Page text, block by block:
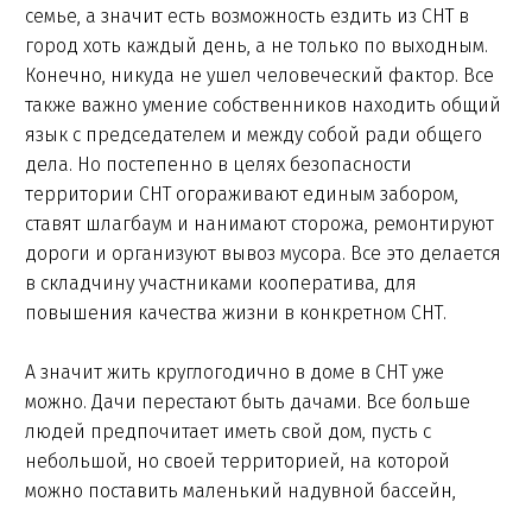
семье, а значит есть возможность ездить из СНТ в
город хоть каждый день, а не только по выходным.
Конечно, никуда не ушел человеческий фактор. Все
также важно умение собственников находить общий
язык с председателем и между собой ради общего
дела. Но постепенно в целях безопасности
территории СНТ огораживают единым забором,
ставят шлагбаум и нанимают сторожа, ремонтируют
дороги и организуют вывоз мусора. Все это делается
в складчину участниками кооператива, для
повышения качества жизни в конкретном СНТ.
А значит жить круглогодично в доме в СНТ уже
можно. Дачи перестают быть дачами. Все больше
людей предпочитает иметь свой дом, пусть с
небольшой, но своей территорией, на которой
можно поставить маленький надувной бассейн,